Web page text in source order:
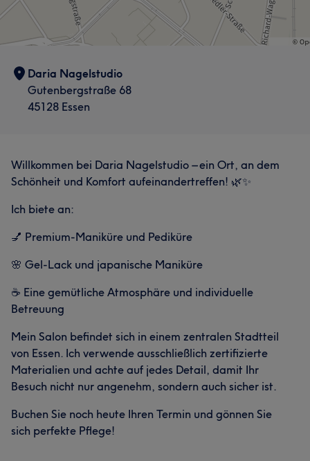
Daria Nagelstudio
Gutenbergstraße 68
45128 Essen
Willkommen bei Daria Nagelstudio – ein Ort, an dem
Schönheit und Komfort aufeinandertreffen! 🌿✨
Ich biete an:
💅 Premium-Maniküre und Pediküre
🌸 Gel-Lack und japanische Maniküre
☕ Eine gemütliche Atmosphäre und individuelle
Betreuung
Mein Salon befindet sich in einem zentralen Stadtteil
von Essen. Ich verwende ausschließlich zertifizierte
Materialien und achte auf jedes Detail, damit Ihr
Besuch nicht nur angenehm, sondern auch sicher ist.
Buchen Sie noch heute Ihren Termin und gönnen Sie
sich perfekte Pflege!